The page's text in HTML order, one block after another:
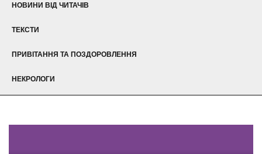
НОВИНИ ВІД ЧИТАЧІВ
ТЕКСТИ
ПРИВІТАННЯ ТА ПОЗДОРОВЛЕННЯ
НЕКРОЛОГИ